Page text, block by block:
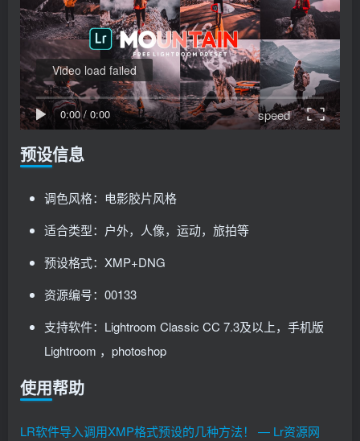
0:00/ 0:00 speed
Video load failed
预设信息
调色风格：电影胶片风格
适合类型：户外，人像，运动，旅拍等
预设格式：XMP+DNG
资源编号：00133
支持软件：Lightroom Classic CC 7.3及以上，手机版
Lightroom ，photoshop
使用帮助
LR软件导入调用XMP格式预设的几种方法！ — Lr资源网